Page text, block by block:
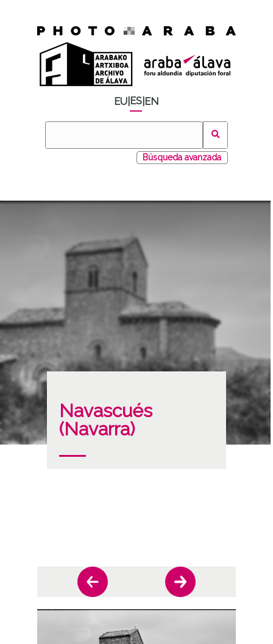
EU ES EN
Búsqueda avanzada
Navascués
(Navarra)